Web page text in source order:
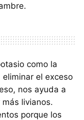
como la
el exceso
nos ayuda a
livianos.
porque los